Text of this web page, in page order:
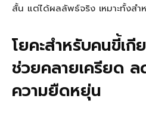
สั้น แต่ได้ผลลัพธ์จริง เหมาะทั้งสำ
โยคะสำหรับคนขี้เ
ช่วยคลายเครียด
ความยืดหยุ่น